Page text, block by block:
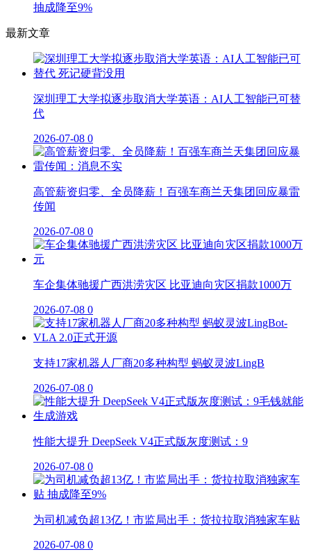
抽成降至9%
最新文章
深圳理工大学拟逐步取消大学英语：AI人工智能已可替
代
2026-07-08 0
高管薪资归零、全员降薪！百强车商兰天集团回应暴雷
传闻
2026-07-08 0
车企集体驰援广西洪涝灾区 比亚迪向灾区捐款1000万
2026-07-08 0
支持17家机器人厂商20多种构型 蚂蚁灵波LingB
2026-07-08 0
性能大提升 DeepSeek V4正式版灰度测试：9
2026-07-08 0
为司机减负超13亿！市监局出手：货拉拉取消独家车贴
2026-07-08 0